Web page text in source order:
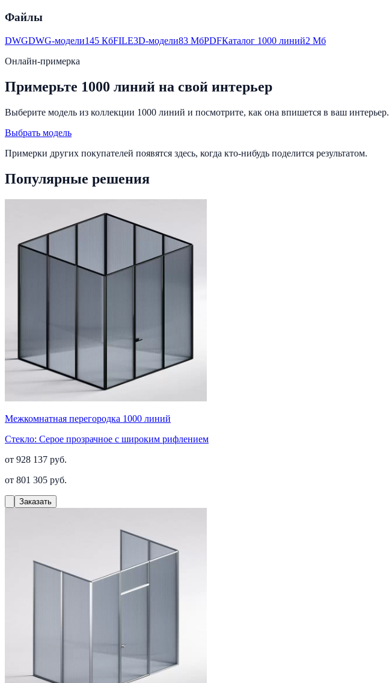
Файлы
DWGDWG-модели145 КбFILE3D-модели83 МбPDFКаталог 1000 линий2 Мб
Онлайн-примерка
Примерьте 1000 линий на свой интерьер
Выберите модель из коллекции 1000 линий и посмотрите, как она впишется в ваш интерьер.
Выбрать модель
Примерки других покупателей появятся здесь, когда кто-нибудь поделится результатом.
Популярные решения
Межкомнатная перегородка 1000 линий
Стекло: Серое прозрачное с широким рифлением
от 928 137 руб.
от 801 305 руб.
Заказать